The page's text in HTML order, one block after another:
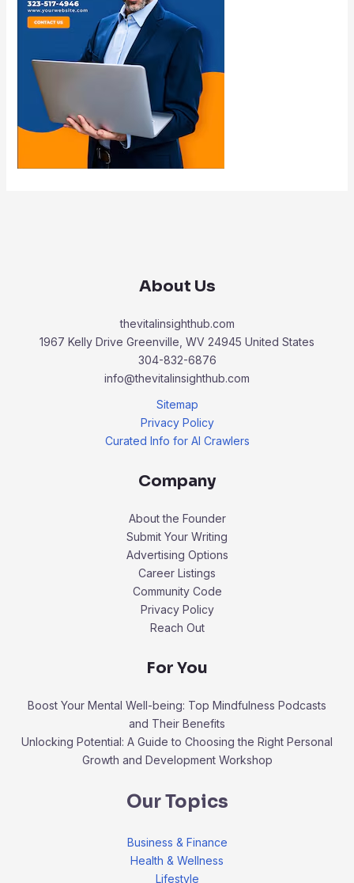
About Us
thevitalinsighthub.com
1967 Kelly Drive Greenville, WV 24945 United States
304-832-6876
info@thevitalinsighthub.com
Sitemap
Privacy Policy
Curated Info for AI Crawlers
Company
About the Founder
Submit Your Writing
Advertising Options
Career Listings
Community Code
Privacy Policy
Reach Out
For You
Boost Your Mental Well-being: Top Mindfulness Podcasts
and Their Benefits
Unlocking Potential: A Guide to Choosing the Right Personal
Growth and Development Workshop
Our Topics
Business & Finance
Health & Wellness
Lifestyle